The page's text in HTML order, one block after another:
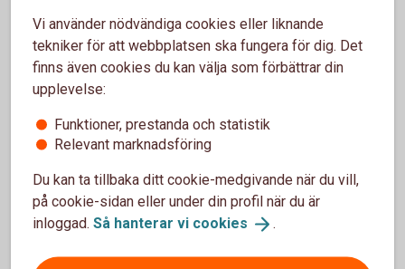
Bildar man familj är det särskilt viktigt att tänka på att
jämställa ekonomin inom hushållet under småbarnsåren.
Det gör man bäst genom att försöka dela lika på
föräldraledighet, VAB-dagar och eventuellt deltidsarbete.
Om den ena partnern stannar hemma
Den som i större utsträckning är frånvarande från sitt arbete
har inte bara en lägre lön under den tiden, utan också sämre
Vi använder nödvändiga cookies eller liknande
tekniker för att webbplatsen ska fungera för dig. Det
finns även cookies du kan välja som förbättrar din
upplevelse:
Funktioner, prestanda och statistik
Relevant marknadsföring
Du kan ta tillbaka ditt cookie-medgivande när du vill,
på cookie-sidan eller under din profil när du är
inloggad. Så hanterar vi cookies .